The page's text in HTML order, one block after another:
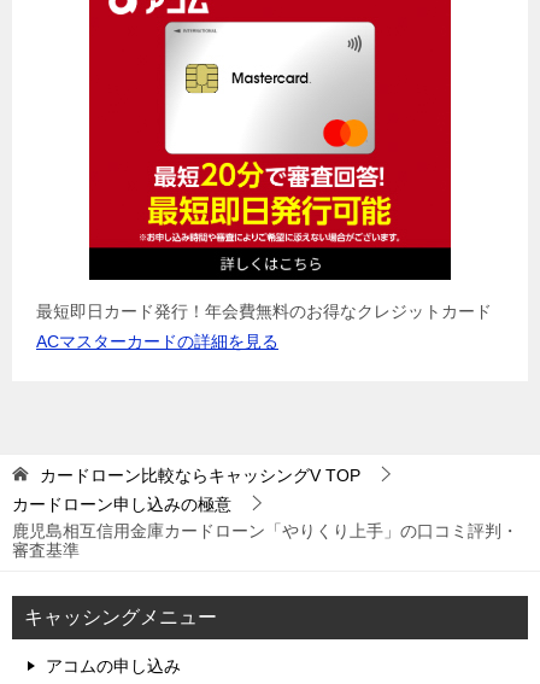
最短即日カード発行！年会費無料のお得なクレジットカード
ACマスターカードの詳細を見る
カードローン比較ならキャッシングVTOP
カードローン申し込みの極意
鹿児島相互信用金庫カードローン「やりくり上手」の口コミ評判・
審査基準
キャッシングメニュー
アコムの申し込み